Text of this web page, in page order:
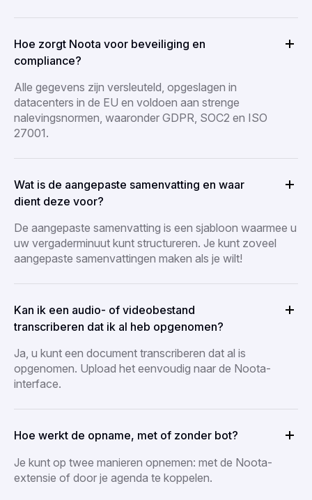
Hoe zorgt Noota voor beveiliging en
compliance?
Alle gegevens zijn versleuteld, opgeslagen in
datacenters in de EU en voldoen aan strenge
nalevingsnormen, waaronder GDPR, SOC2 en ISO
27001.
Wat is de aangepaste samenvatting en waar
dient deze voor?
De aangepaste samenvatting is een sjabloon waarmee u
uw vergaderminuut kunt structureren. Je kunt zoveel
aangepaste samenvattingen maken als je wilt!
Kan ik een audio- of videobestand
transcriberen dat ik al heb opgenomen?
Ja, u kunt een document transcriberen dat al is
opgenomen. Upload het eenvoudig naar de Noota-
interface.
Hoe werkt de opname, met of zonder bot?
Je kunt op twee manieren opnemen: met de Noota-
extensie of door je agenda te koppelen.